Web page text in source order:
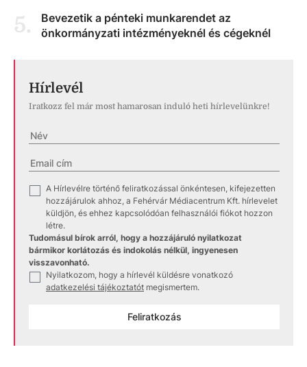
5.
Bevezetik a pénteki munkarendet az
önkormányzati intézményeknél és cégeknél
Hírlevél
Iratkozz fel már most hamarosan induló heti hírlevelünkre!
A Hírlevélre történő feliratkozással önkéntesen, kifejezetten
hozzájárulok ahhoz, a Fehérvár Médiacentrum Kft. hírlevelet
küldjön, és ehhez kapcsolódóan felhasználói fiókot hozzon
létre.
Tudomásul bírok arról, hogy a hozzájáruló nyilatkozat
bármikor korlátozás és indokolás nélkül, ingyenesen
visszavonható.
Nyilatkozom, hogy a hírlevél küldésre vonatkozó
adatkezelési tájékoztatót megismertem.
Feliratkozás